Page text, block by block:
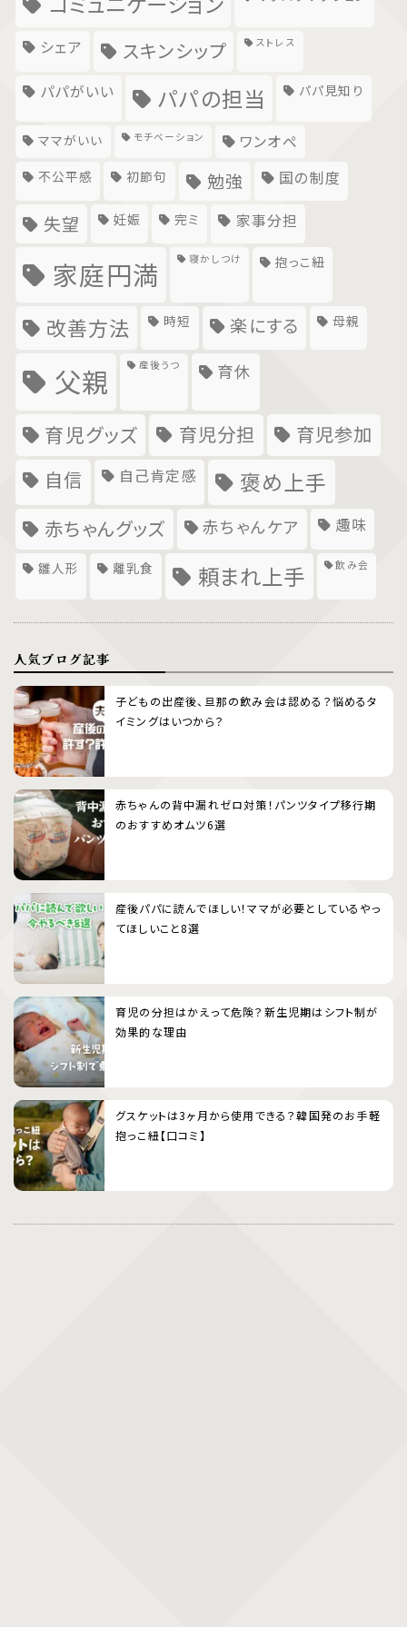
シェア スキンシップ ストレス
パパがいい パパの担当 パパ見知り
ママがいい モチベーション ワンオペ
不公平感 初節句 勉強 国の制度
失望 妊娠 完ミ 家事分担
家庭円満 寝かしつけ 抱っこ紐
改善方法 時短 楽にする 母親
父親 産後うつ 育休
育児グッズ 育児分担
育児参加
自信
自己肯定感 褒め上手
赤ちゃんグッズ 赤ちゃんケア 趣味
雛人形 離乳食 頼まれ上手 飲み会
人気ブログ記事
子どもの出産後、旦那の飲み会は認める？悩めるタ
イミングはいつから？
赤ちゃんの背中漏れゼロ対策！パンツタイプ移行期
のおすすめオムツ6選
産後パパに読んでほしい！ママが必要としているやっ
てほしいこと8選
育児の分担はかえって危険？新生児期はシフト制が
効果的な理由
グスケットは3ヶ月から使用できる？韓国発のお手軽
抱っこ紐【口コミ】